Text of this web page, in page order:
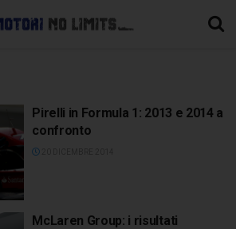
Pirelli in Formula 1: 2013 e 2014 a
confronto
McLaren Group: i risultati